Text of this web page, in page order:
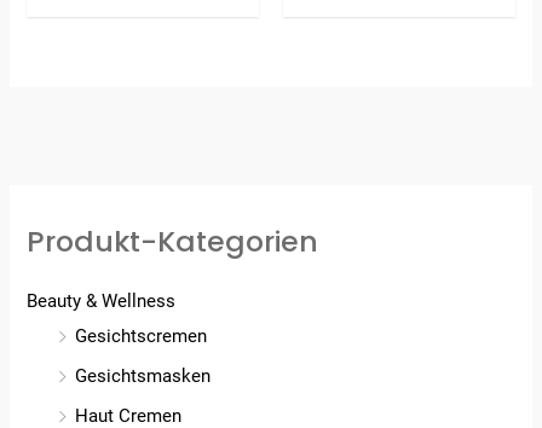
Produkt-Kategorien
Beauty & Wellness
Gesichtscremen
Gesichtsmasken
Haut Cremen